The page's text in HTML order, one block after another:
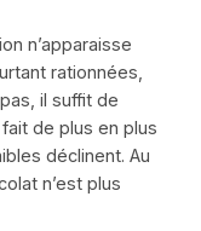
n’apparaisse
rationnées,
il suffit de
de plus en plus
déclinent. Au
n’est plus